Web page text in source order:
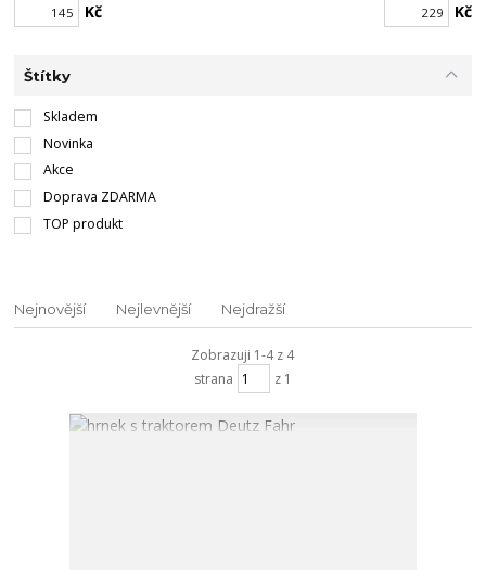
Kč Kč
Štítky
Skladem
Novinka
Akce
Doprava ZDARMA
TOP produkt
Nejnovější Nejlevnější Nejdražší
Zobrazuji 1-4 z 4
strana
z 1